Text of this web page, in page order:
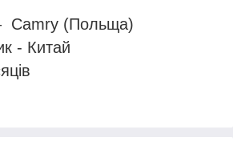
Camry (Польща)
- Китай